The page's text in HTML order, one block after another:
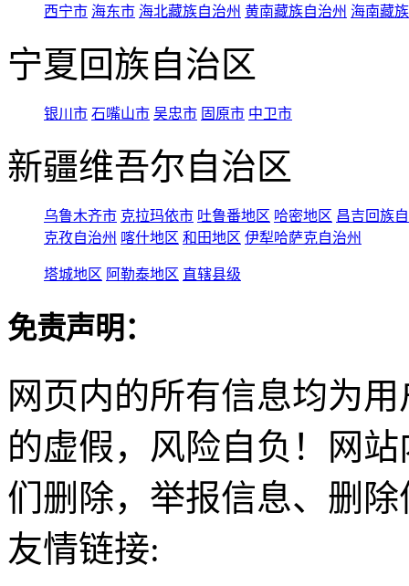
西宁市 海东市 海北藏族自治州 黄南藏族自治州 海南藏
宁夏回族自治区
银川市 石嘴山市 吴忠市 固原市 中卫市
新疆维吾尔自治区
乌鲁木齐市 克拉玛依市 吐鲁番地区 哈密地区 昌吉回族
克孜自治州 喀什地区 和田地区 伊犁哈萨克自治州
塔城地区 阿勒泰地区 直辖县级
免责声明：
网页内的所有信息均为
的虚假，风险自负！网
们删除，举报信息、删
友情链接: